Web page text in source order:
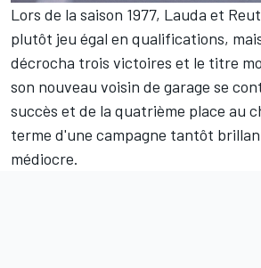
Lors de la saison 1977, Lauda et
plutôt jeu égal en qualifications,
décrocha trois victoires et le titre
son nouveau voisin de garage se
succès et de la quatrième place au
terme d'une campagne tantôt
médiocre.